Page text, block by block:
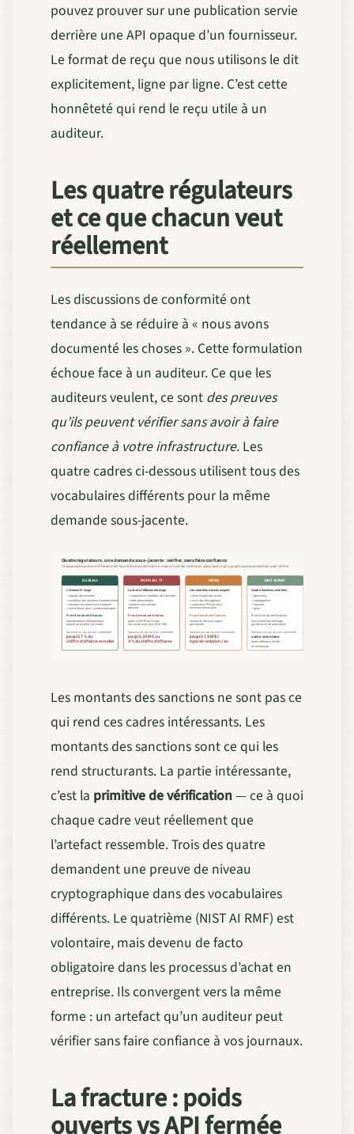
pouvez prouver sur une publication servie
derrière une API opaque d’un fournisseur.
Le format de reçu que nous utilisons le dit
explicitement, ligne par ligne. C’est cette
honnêteté qui rend le reçu utile à un
auditeur.
Les quatre régulateurs
et ce que chacun veut
réellement
Les discussions de conformité ont
tendance à se réduire à « nous avons
documenté les choses ». Cette formulation
échoue face à un auditeur. Ce que les
auditeurs veulent, ce sont des preuves
qu’ils peuvent vérifier sans avoir à faire
confiance à votre infrastructure. Les
quatre cadres ci-dessous utilisent tous des
vocabulaires différents pour la même
demande sous-jacente.
Quatre régulateurs, une demande sous-jacente : vérifier, sans faire confiance
Chaque cadre nomme différemment la primitive de vérification, mais le fond est identique : une preuve cryptographique qu'un auditeur peut vérifier.
EU AI Act
L'Annexe IV exige :
• logique documentée
• synthèse des données d'entraînement
• mesures de supervision humaine
• surveillance post-commercialisation
Primitive de vérification :
documentation mécanistique
exacte au bit près via vIndex
Sanction en cas de non-conformité :
jusqu'à 7 % du
chiffre d'affaires mondial
RGPD Art. 17
Le droit à l'effacement exige :
• suppression vérifiable des données
• oubli démontrable
• preuve sous prompt
adverse
Primitive de vérification :
patch DELETE au niveau
des poids avec reçu SHA-256
Sanction en cas de non-conformité :
jusqu'à 20 M€ ou
4 % du chiffre d'affaires
HIPAA
Les contrôles d'accès exigent :
• piste d'audit des accès
• suivi des divulgations
• exposition PHI au strict
minimum nécessaire
Primitive de vérification :
journal de décision signé
par requête
Sanction en cas de non-conformité :
jusqu'à 1,9 M$ /
type de violation / an
NIST AI RMF
Quatre fonctions centrales :
• gouverner
• cartographier
• mesurer
• gérer
Primitive de vérification :
reçu chaîné par hachage
par décision de publication
Sanction en cas de non-conformité :
cadre volontaire
(mais référence de fait
en entreprise)
Les montants des sanctions ne sont pas ce
qui rend ces cadres intéressants. Les
montants des sanctions sont ce qui les
rend structurants. La partie intéressante,
c’est la primitive de vérification— ce à quoi
chaque cadre veut réellement que
l’artefact ressemble. Trois des quatre
demandent une preuve de niveau
cryptographique dans des vocabulaires
différents. Le quatrième (NIST AI RMF) est
volontaire, mais devenu de facto
obligatoire dans les processus d’achat en
entreprise. Ils convergent vers la même
forme : un artefact qu’un auditeur peut
vérifier sans faire confiance à vos journaux.
La fracture : poids
ouverts vs API fermée